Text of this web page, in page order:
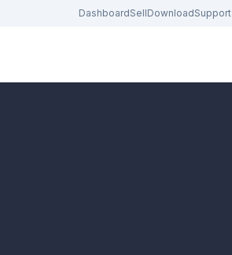
DashboardSellDownloadSupport